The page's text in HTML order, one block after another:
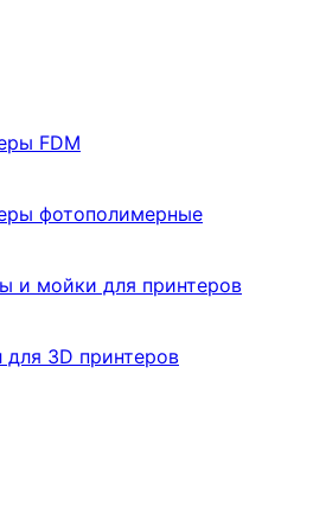
FDM
фотополимерные
и мойки для принтеров
для 3D принтеров